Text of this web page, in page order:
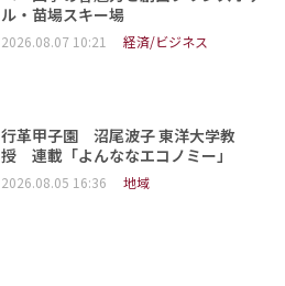
ル・苗場スキー場
2026.08.07 10:21 経済/ビジネス
行革甲子園 沼尾波子 東洋大学教
授 連載「よんななエコノミー」
2026.08.05 16:36 地域